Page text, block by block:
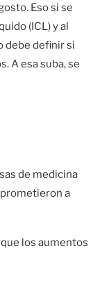
Eso si se
(ICL) y al
debe definir si
A esa suba, se
de medicina
a
los aumentos